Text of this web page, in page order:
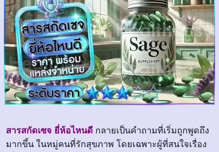
สารสกัดเซจ ยี่ห้อไหนดี กลายเป็นคำถามที่เริ่มถูกพูดถึง
มากขึ้น ในหมู่คนที่รักสุขภาพ โดยเฉพาะผู้ที่สนใจเรื่อง